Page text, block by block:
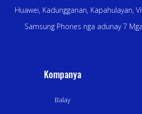
Huawei, Kadungganan, Kapahulayan,
Samsung Phones nga adunay 7
Kompanya
Balay